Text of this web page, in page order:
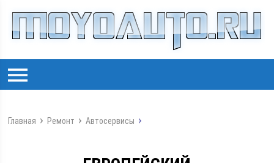
Главная Ремонт Автосервисы